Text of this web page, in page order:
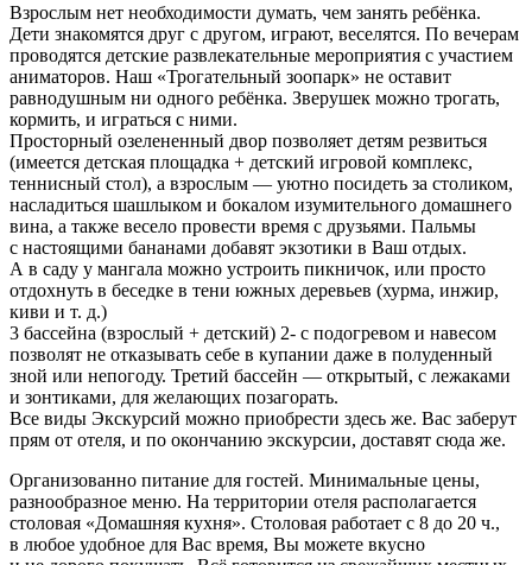
Взрослым нет необходимости думать, чем занять ребёнка.
Дети знакомятся друг с другом, играют, веселятся. По вечерам
проводятся детские развлекательные мероприятия с участием
аниматоров. Наш «Трогательный зоопарк» не оставит
равнодушным ни одного ребёнка. Зверушек можно трогать,
кормить, и играться с ними.
Просторный озелененный двор позволяет детям резвиться
(имеется детская площадка + детский игровой комплекс,
теннисный стол), а взрослым — уютно посидеть за столиком,
насладиться шашлыком и бокалом изумительного домашнего
вина, а также весело провести время с друзьями. Пальмы
с настоящими бананами добавят экзотики в Ваш отдых.
А в саду у мангала можно устроить пикничок, или просто
отдохнуть в беседке в тени южных деревьев (хурма, инжир,
киви и т. д.)
3 бассейна (взрослый + детский) 2- с подогревом и навесом
позволят не отказывать себе в купании даже в полуденный
зной или непогоду. Третий бассейн — открытый, с лежаками
и зонтиками, для желающих позагорать.
Все виды Экскурсий можно приобрести здесь же. Вас заберут
прям от отеля, и по окончанию экскурсии, доставят сюда же.
Организованно питание для гостей. Минимальные цены,
разнообразное меню. На территории отеля располагается
столовая «Домашняя кухня». Столовая работает с 8 до 20 ч.,
в любое удобное для Вас время, Вы можете вкусно